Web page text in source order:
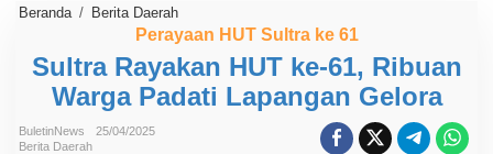
Beranda / Berita Daerah
u
l
t
r
a
R
Perayaan HUT Sultra ke 61
Sultra Rayakan HUT ke-61, Ribuan
Warga Padati Lapangan Gelora
BuletinNews
25/04/2025
Berita Daerah